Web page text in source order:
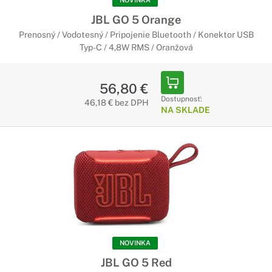
JBL GO 5 Orange
Prenosný / Vodotesný / Pripojenie Bluetooth / Konektor USB
Typ-C / 4,8W RMS / Oranžová
56,80 €
46,18 € bez DPH Dostupnosť:
NA SKLADE
NOVINKA
JBL GO 5 Red